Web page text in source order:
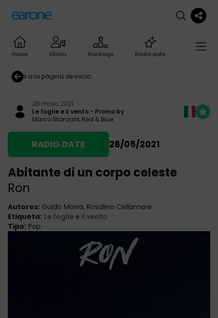
Home Vitrina Rankings Radio date
Ir a la página de inicio
26 mayo 2021
Le foglie e il vento - Promo by
Marco Stanzani, Red & Blue
RADIO DATE 28/05/2021
Abitante di un corpo celeste
Ron
Autores: Guido Morra, Rosalino Cellamare
Etiqueta: Le foglie e il vento
Tipo: Pop